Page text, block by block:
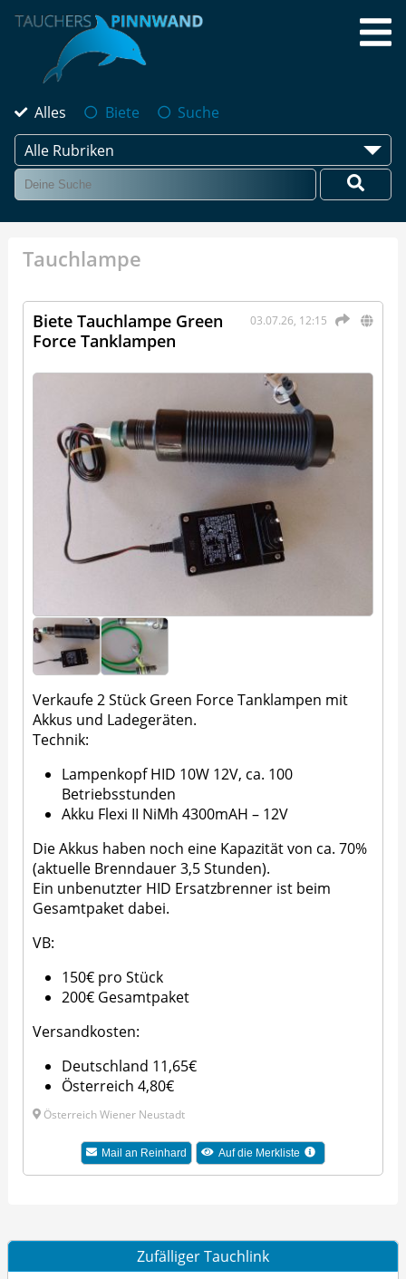
Alles Biete
Suche
Alle Rubriken
Tauchlampe
03.07.26, 12:15
Biete Tauchlampe Green
Force Tanklampen
Verkaufe 2 Stück Green Force Tanklampen mit
Akkus und Ladegeräten.
Technik:
Lampenkopf HID 10W 12V, ca. 100
Betriebsstunden
Akku Flexi II NiMh 4300mAH – 12V
Die Akkus haben noch eine Kapazität von ca. 70%
(aktuelle Brenndauer 3,5 Stunden).
Ein unbenutzter HID Ersatzbrenner ist beim
Gesamtpaket dabei.
VB:
150€ pro Stück
200€ Gesamtpaket
Versandkosten:
Deutschland 11,65€
Österreich 4,80€
Österreich Wiener Neustadt
Mail an Reinhard Auf die Merkliste
Zufälliger Tauchlink